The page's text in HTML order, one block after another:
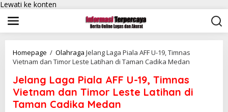
Lewati ke konten
Homepage / Olahraga Jelang Laga Piala AFF U-19, Timnas
Vietnam dan Timor Leste Latihan di Taman Cadika Medan
Jelang Laga Piala AFF U-19, Timnas
Vietnam dan Timor Leste Latihan di
Taman Cadika Medan